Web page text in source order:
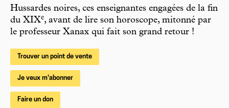
Hussardes noires, ces enseignantes engagées de la fin
du XIXe, avant de lire son horoscope, mitonné par
le professeur Xanax qui fait son grand retour !
Trouver un point de vente
Je veux m'abonner
Faire un don